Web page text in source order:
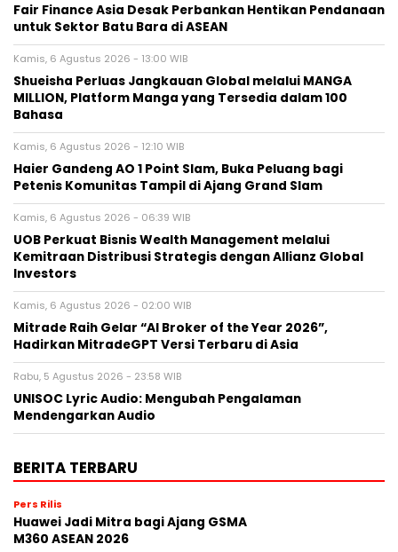
Fair Finance Asia Desak Perbankan Hentikan Pendanaan
untuk Sektor Batu Bara di ASEAN
Kamis, 6 Agustus 2026 - 13:00 WIB
Shueisha Perluas Jangkauan Global melalui MANGA
MILLION, Platform Manga yang Tersedia dalam 100
Bahasa
Kamis, 6 Agustus 2026 - 12:10 WIB
Haier Gandeng AO 1 Point Slam, Buka Peluang bagi
Petenis Komunitas Tampil di Ajang Grand Slam
Kamis, 6 Agustus 2026 - 06:39 WIB
UOB Perkuat Bisnis Wealth Management melalui
Kemitraan Distribusi Strategis dengan Allianz Global
Investors
Kamis, 6 Agustus 2026 - 02:00 WIB
Mitrade Raih Gelar “AI Broker of the Year 2026”,
Hadirkan MitradeGPT Versi Terbaru di Asia
Rabu, 5 Agustus 2026 - 23:58 WIB
UNISOC Lyric Audio: Mengubah Pengalaman
Mendengarkan Audio
BERITA TERBARU
Pers Rilis
Huawei Jadi Mitra bagi Ajang GSMA
M360 ASEAN 2026